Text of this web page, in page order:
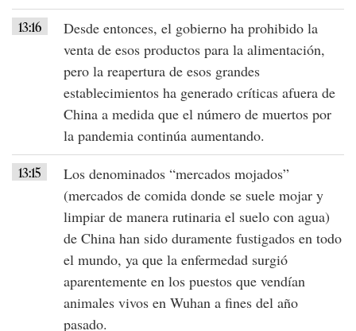
13:16
Desde entonces, el gobierno ha prohibido la
venta de esos productos para la alimentación,
pero la reapertura de esos grandes
establecimientos ha generado críticas afuera de
China a medida que el número de muertos por
la pandemia continúa aumentando.
13:15
Los denominados “mercados mojados”
(mercados de comida donde se suele mojar y
limpiar de manera rutinaria el suelo con agua)
de China han sido duramente fustigados en todo
el mundo, ya que la enfermedad surgió
aparentemente en los puestos que vendían
animales vivos en Wuhan a fines del año
pasado.